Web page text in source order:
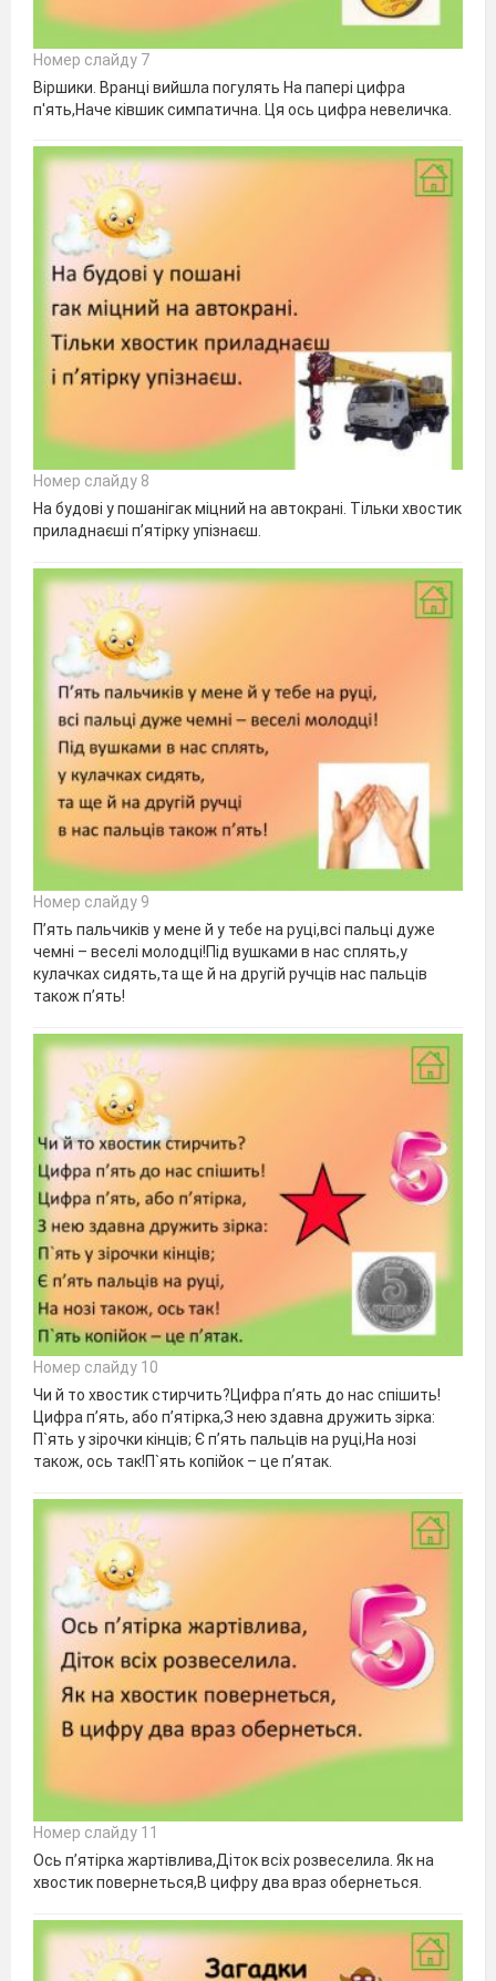
Номер слайду 7
Віршики. Вранці вийшла погулять На папері цифра
п'ять,Наче ківшик симпатична. Ця ось цифра невеличка.
Номер слайду 8
На будові у пошанігак міцний на автокрані. Тільки хвостик
приладнаєші п’ятірку упізнаєш.
Номер слайду 9
П’ять пальчиків у мене й у тебе на руці,всі пальці дуже
чемні – веселі молодці!Під вушками в нас сплять,у
кулачках сидять,та ще й на другій ручців нас пальців
також п’ять!
Номер слайду 10
Чи й то хвостик стирчить?Цифра п’ять до нас спішить!
Цифра п’ять, або п’ятірка,З нею здавна дружить зірка:
П`ять у зірочки кінців; Є п’ять пальців на руці,На нозі
також, ось так!П`ять копійок – це п’ятак.
Номер слайду 11
Ось п’ятірка жартівлива,Діток всіх розвеселила. Як на
хвостик повернеться,В цифру два враз обернеться.